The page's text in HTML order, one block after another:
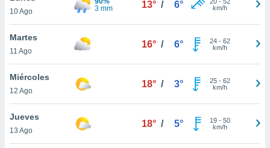
cookies
aceptar
10 Ago
3 mm
13° / 6°
km/h
Martes
11 Ago
16° / 6° 24- 62
km/h
Miércoles
12 Ago
18° / 3° 25- 62
km/h
Jueves
13 Ago
18° / 5° 19- 50
km/h